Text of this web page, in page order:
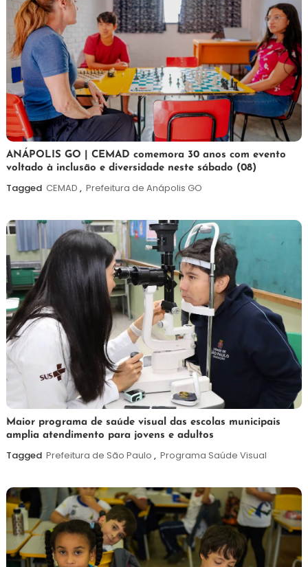
7
de
agosto
Maurilio
ANÁPOLIS GO | CEMAD comemora 30 anos com evento
voltado à inclusão e diversidade neste sábado (08)
Tagged CEMAD , Prefeitura de Anápolis GO
7
de
agosto
Maurilio
Maior programa de saúde visual das escolas municipais
amplia atendimento para jovens e adultos
Tagged Prefeitura de São Paulo , Programa Saúde Visual